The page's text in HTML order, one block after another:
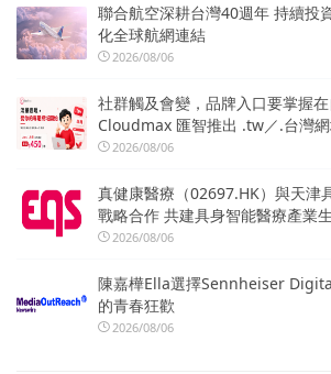
聯合航空深耕台灣40週年 持續投
化全球航網連結
2026/08/06
社群觸及會變，品牌入口要掌握在
Cloudmax 匯智推出 .tw／.台灣
2026/08/06
真健康醫療（02697.HK）與天津
戰略合作 共建具身智能醫療產業
2026/08/06
陳嘉樺Ella選擇Sennheiser
的青春狂歡
2026/08/06